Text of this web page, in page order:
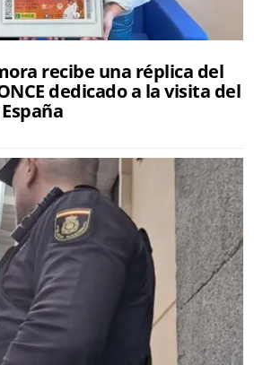
recibe una réplica del
dedicado a la visita del